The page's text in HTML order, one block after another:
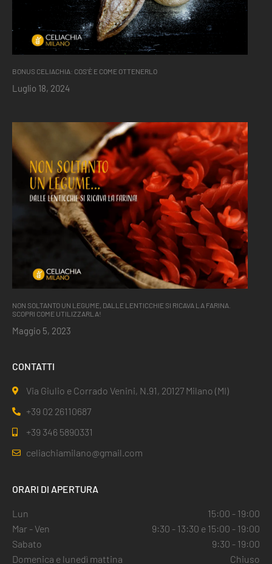
BONUS CELIACHIA: COS’È E COME OTTENERLO
Luglio 18, 2024
NON SOLTANTO UN LEGUME, DALLE LENTICCHIE SI RICAVA LA FARINA.
SCOPRI COME UTILIZZARLA!
Maggio 5, 2023
CONTATTI
Via Giulio e Corrado Venini, N.91, 20127 Milano (MI)
+39 02 26110687
+39 346 5890331
celiachiamilano@gmail.com
ORARI DI APERTURA
Lun
15:00 - 19:00
Mar - Ven
9:30 - 13:30 e 15:00 - 19:00
Sabato
9:30 - 19:00
Domenica e lunedì mattina
Chiuso